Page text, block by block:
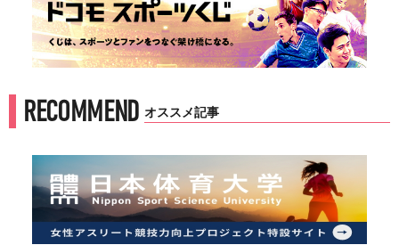
RECOMMEND オススメ記事